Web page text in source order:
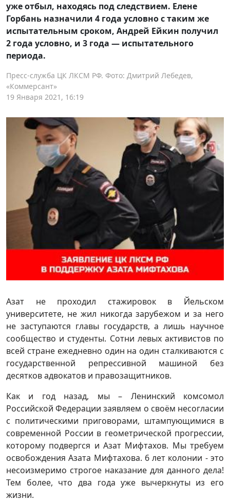
уже отбыл, находясь под следствием. Елене
Горбань назначили 4 года условно с таким же
испытательным сроком, Андрей Ейкин получил
2 года условно, и 3 года — испытательного
периода.
Пресс-служба ЦК ЛКСМ РФ. Фото: Дмитрий Лебедев,
«Коммерсант»
19 Января 2021, 16:19
Азат не проходил стажировок в Йельском
университете, не жил никогда зарубежом и за него
не заступаются главы государств, а лишь научное
сообщество и студенты. Сотни левых активистов по
всей стране ежедневно один на один сталкиваются с
государственной репрессивной машиной без
десятков адвокатов и правозащитников.
Как и год назад, мы – Ленинский комсомол
Российской Федерации заявляем о своём несогласии
с политическими приговорами, штампующимися в
современной России в геометрической прогрессии,
которому подвергся и Азат Мифтахов. Мы требуем
освобождения Азата Мифтахова. 6 лет колонии - это
несоизмеримо строгое наказание для данного дела!
Тем более, что два года уже вычеркнуты из его
жизни.